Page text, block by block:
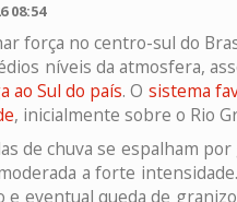
08:54
força no centro-sul do
níveis da atmosfera,
ao Sul do país. O sistema
, inicialmente sobre o Rio
de chuva se espalham
a forte
e eventual queda de